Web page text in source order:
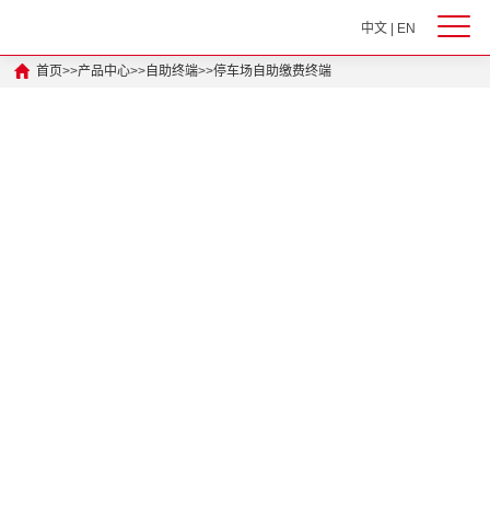
中文| EN
首页>>产品中心>>自助终端>>停车场自助缴费终端